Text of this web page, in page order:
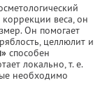
веса, он
Он помогает
целлюлит и
способен
локально, т. е.
необходимо